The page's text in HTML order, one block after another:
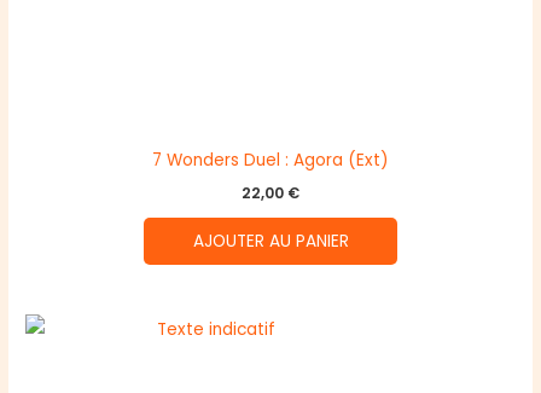
7 Wonders Duel : Agora (Ext)
22,00 €
AJOUTER AU PANIER